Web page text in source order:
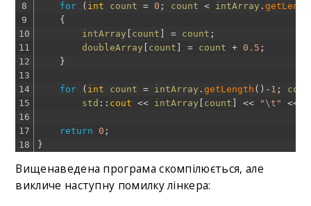
8
9
10
11
12
13
14
15
16
17
18
for ( int count = 0 ; count < intArray .
{
intArray
count = count ;
doubleArray
count = count + 0.5 ;
}
for ( int count = intArray .getLength ( ) - 1 ;
std :: cout << intArray count << "\t" <<
return 0 ;
}
Вищенаведена програма скомпілюється, але
викличе наступну помилку лінкера: